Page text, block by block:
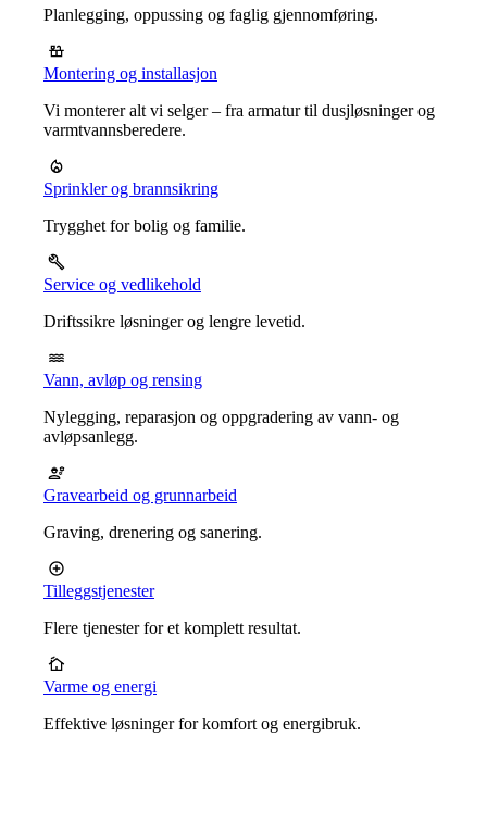
Planlegging, oppussing og faglig gjennomføring.
Montering og installasjon
Vi monterer alt vi selger – fra armatur til dusjløsninger og
varmtvannsberedere.
Sprinkler og brannsikring
Trygghet for bolig og familie.
Service og vedlikehold
Driftssikre løsninger og lengre levetid.
Vann, avløp og rensing
Nylegging, reparasjon og oppgradering av vann- og
avløpsanlegg.
Gravearbeid og grunnarbeid
Graving, drenering og sanering.
Tilleggstjenester
Flere tjenester for et komplett resultat.
Varme og energi
Effektive løsninger for komfort og energibruk.